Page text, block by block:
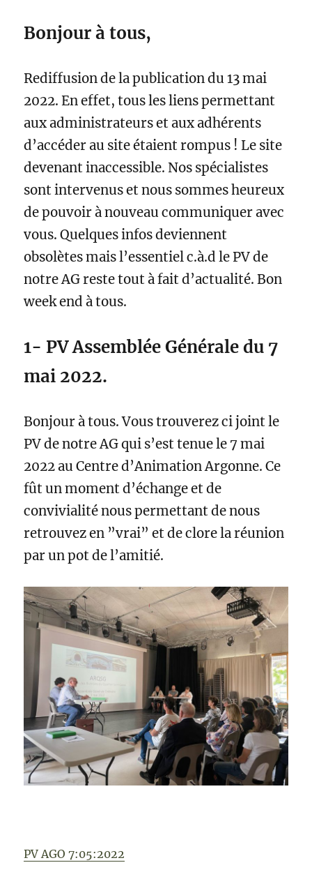
Bonjour à tous,
Rediffusion de la publication du 13 mai
2022. En effet, tous les liens permettant
aux administrateurs et aux adhérents
d’accéder au site étaient rompus ! Le site
devenant inaccessible. Nos spécialistes
sont intervenus et nous sommes heureux
de pouvoir à nouveau communiquer avec
vous. Quelques infos deviennent
obsolètes mais l’essentiel c.à.d le PV de
notre AG reste tout à fait d’actualité. Bon
week end à tous.
1- PV Assemblée Générale du 7
mai 2022.
Bonjour à tous. Vous trouverez ci joint le
PV de notre AG qui s’est tenue le 7 mai
2022 au Centre d’Animation Argonne. Ce
fût un moment d’échange et de
convivialité nous permettant de nous
retrouvez en ”vrai” et de clore la réunion
par un pot de l’amitié.
PV AGO 7:05:2022